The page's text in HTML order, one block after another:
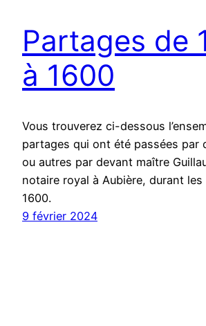
Partages de
à 1600
Vous trouverez ci-dessous
partages qui ont été passées par
ou autres par devant maître
notaire royal à Aubière, durant les
1600.
9 février 2024